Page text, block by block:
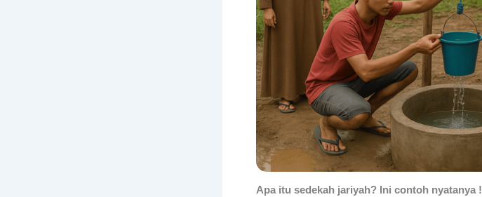
Apa itu sedekah jariyah? Ini contoh nyatanya !